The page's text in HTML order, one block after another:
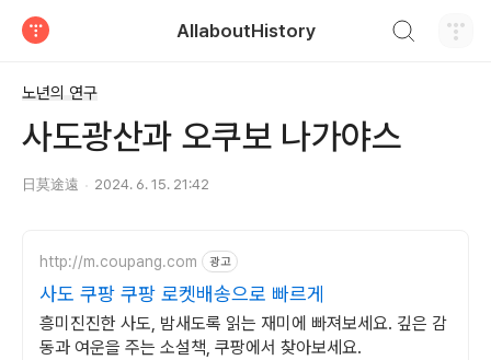
AllaboutHistory
노년의 연구
사도광산과 오쿠보 나가야스
日莫途遠 2024. 6. 15. 21:42
http://m.coupang.com 광고
사도 쿠팡 쿠팡 로켓배송으로 빠르게
흥미진진한 사도, 밤새도록 읽는 재미에 빠져보세요. 깊은 감
동과 여운을 주는 소설책, 쿠팡에서 찾아보세요.